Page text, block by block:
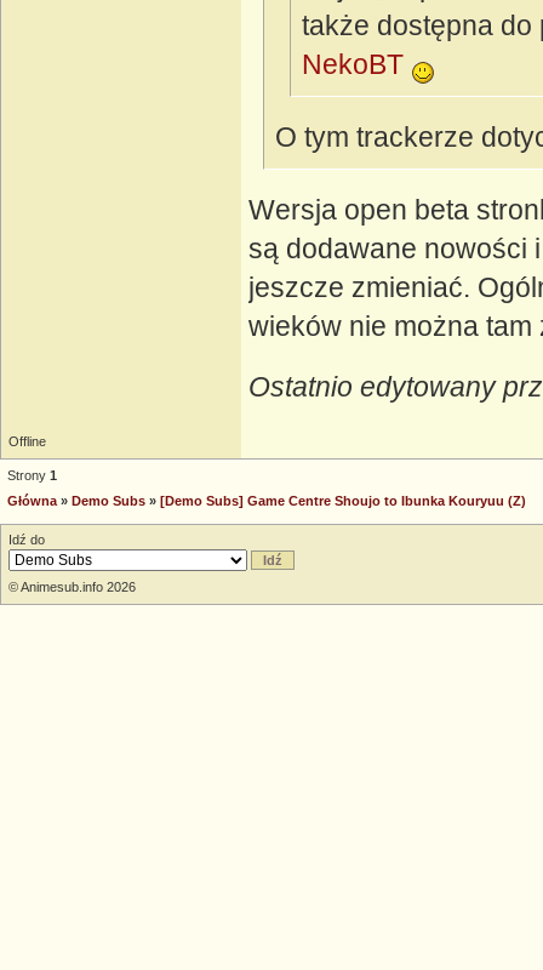
także dostępna do
NekoBT
O tym trackerze
Wersja open beta
są dodawane nowości
jeszcze zmieniać.
wieków nie można tam
Ostatnio edytowany
Offline
Strony 1
Główna » Demo Subs » [Demo Subs] Game Centre Shoujo to Ibunka Kouryuu (Z)
Idź do
© Animesub.info 2026